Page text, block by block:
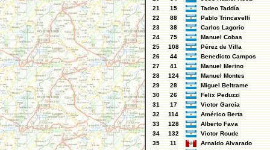
21
15
Tadeo Taddía
22
88
Pablo Trincavelli
23
38
Carlos Lagorio
24
75
Manuel Cobas
25
108
Pérez de Villa
26
44
Benedicto Campos
27
41
Manuel Merino
28
124
Manuel Montes
29
28
Miguel Beltrame
30
26
Felix Peduzzi
31
17
Victor García
32
114
Américo Berta
33
128
Alberto Fava
34
132
Victor Roude
35
11
Arnaldo Alvarado